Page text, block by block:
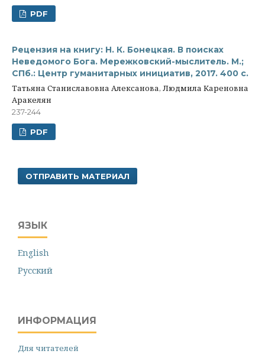
PDF
Рецензия на книгу: Н. К. Бонецкая. В поисках
Неведомого Бога. Мережковский-мыслитель. М.;
СПб.: Центр гуманитарных инициатив, 2017. 400 с.
Татьяна Станиславовна Алексанова, Людмила Кареновна
Аракелян
237-244
PDF
ОТПРАВИТЬ МАТЕРИАЛ
ЯЗЫК
English
Русский
ИНФОРМАЦИЯ
Для читателей